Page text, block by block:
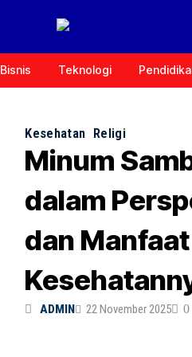
Bisnis Teknologi
Kesehatan Religi
Minum
dalam
dan Manfaat
ADMIN 22 November 2025 0